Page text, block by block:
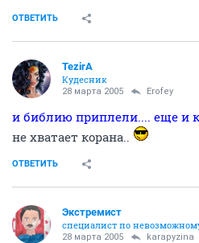
ОТВЕТИТЬ
TezirA
Кудесник
28 марта 2005 Erofey
и библию приплели.... еще и
не хватает корана..
ОТВЕТИТЬ
Экстремист
специалист по
28 марта 2005 karapyzina